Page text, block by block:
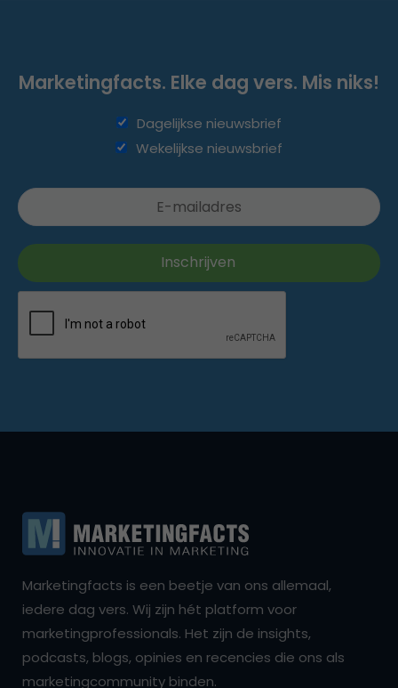
Marketingfacts. Elke dag vers. Mis niks!
Dagelijkse nieuwsbrief
Wekelijkse nieuwsbrief
Marketingfacts is een beetje van ons allemaal,
iedere dag vers. Wij zijn hét platform voor
marketingprofessionals. Het zijn de insights,
podcasts, blogs, opinies en recencies die ons als
marketingcommunity binden.